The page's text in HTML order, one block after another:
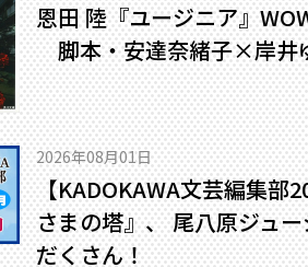
恩田 陸『ユージニア』
脚本・安達奈緒子×岸井
2026年08月01日
【KADOKAWA文芸編集部
さまの塔』、 尾八原ジュ
だくさん！